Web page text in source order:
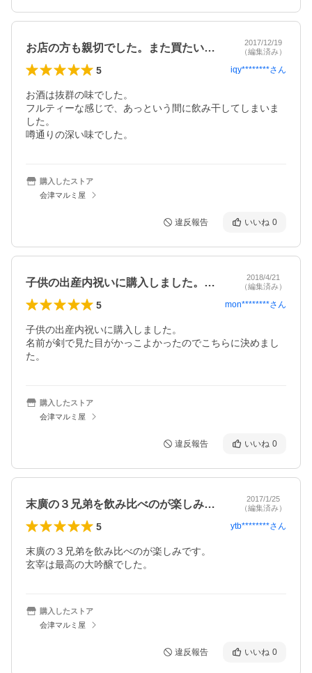
お店の方も親切でした。また買たいです。
2017/12/19
（編集済み）
5 iqy********さん
お酒は抜群の味でした。
フルティーな感じで、あっという間に飲み干してしまいま
した。
噂通りの深い味でした。
購入したストア
会津マルミ屋
違反報告 いいね 0
子供の出産内祝いに購入しました。名前が…
2018/4/21
（編集済み）
5 mon********さん
子供の出産内祝いに購入しました。
名前が剣で見た目がかっこよかったのでこちらに決めまし
た。
購入したストア
会津マルミ屋
違反報告 いいね 0
末廣の３兄弟を飲み比べのが楽しみです。…
2017/1/25
（編集済み）
5 ytb********さん
末廣の３兄弟を飲み比べのが楽しみです。
玄宰は最高の大吟醸でした。
購入したストア
会津マルミ屋
違反報告 いいね 0